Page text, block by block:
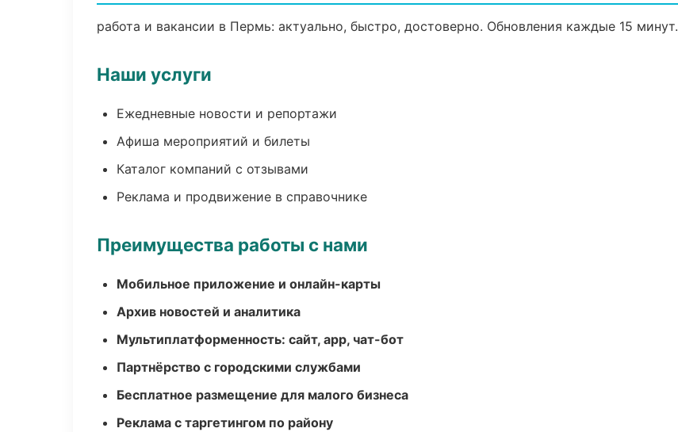
работа и вакансии в Пермь: актуально, быстро, достоверно. Обновления каждые 15 минут.
Наши услуги
Ежедневные новости и репортажи
Афиша мероприятий и билеты
Каталог компаний с отзывами
Реклама и продвижение в справочнике
Преимущества работы с нами
Мобильное приложение и онлайн-карты
Архив новостей и аналитика
Мультиплатформенность: сайт, app, чат-бот
Партнёрство с городскими службами
Бесплатное размещение для малого бизнеса
Реклама с таргетингом по району